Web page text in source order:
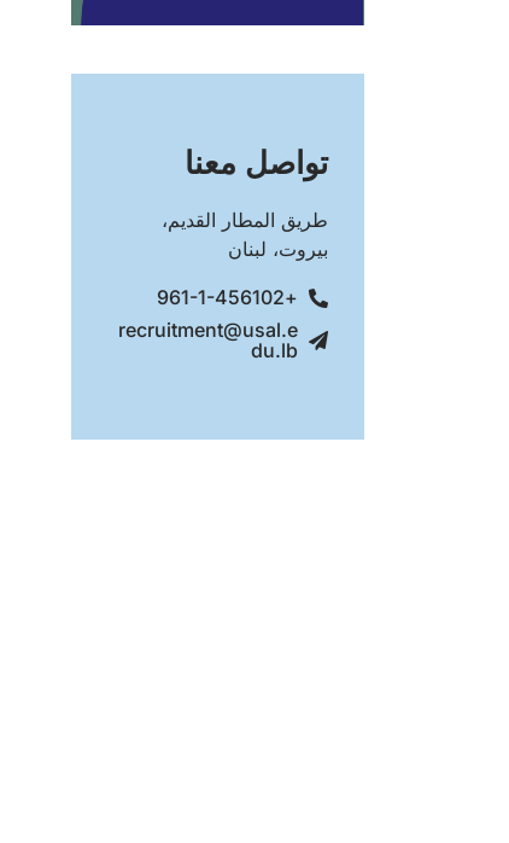
تواصل معنا
طريق المطار القديم،
بيروت، لبنان
+961-1-456102
recruitment@usal.e
du.lb